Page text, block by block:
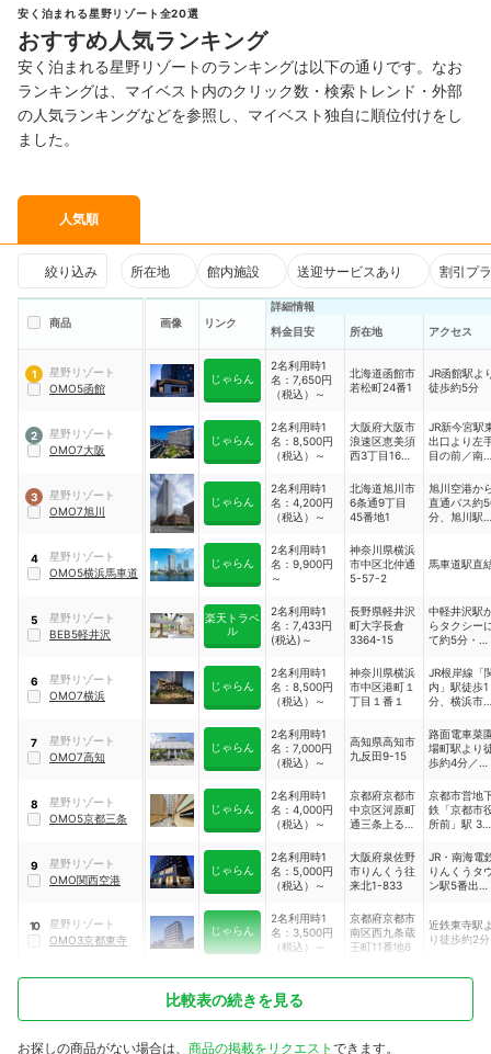
安く泊まれる星野リゾート全20選
おすすめ人気ランキング
安く泊まれる星野リゾートのランキングは以下の通りです。なお
ランキングは、マイベスト内のクリック数・検索トレンド・外部
の人気ランキングなどを参照し、マイベスト独自に順位付けをし
ました。
人気順
絞り込み 所在地 館内施設 送迎サービスあり 割引プ
商品 画像 リンク
詳細情報
料金目安
所在地 アクセス
1
星野リゾート
OMO5函館
じゃらん
2名利用時1
名：7,650円
（税込）～
北海道函館市
若松町24番1
JR函館駅よ
徒歩約5分
2
星野リゾート
OMO7大阪
じゃらん
2名利用時1
名：8,500円
（税込）～
大阪府大阪市
浪速区恵美須
西3丁目16番
JR新今宮駅
出口より左
目の前／南
北出口より
手目の前
3
星野リゾート
OMO7旭川
じゃらん
2名利用時1
名：4,200円
（税込）～
北海道旭川市
6条通9丁目
45番地1
旭川空港か
直通バス約
分、旭川駅
ら車で約140
分
4
星野リゾート
OMO5横浜馬車道
じゃらん
2名利用時1
名：9,900円
～
神奈川県横浜
市中区北仲通
5-57-2
馬車道駅直
5
星野リゾート
BEB5軽井沢
楽天トラベ
ル
2名利用時1
名：7,433円
(税込)～
長野県軽井沢
町大字長倉
3364-15
中軽井沢駅
らタクシー
て約5分・徒
碓氷軽井沢
より約20分
6
星野リゾート
OMO7横浜
じゃらん
2名利用時1
名：8,500円
（税込）～
神奈川県横浜
市中区港町１
丁目１番１
JR根岸線「
内」駅徒歩1
分、横浜市
ライン「関
内」駅徒歩1
分
7
星野リゾート
OMO7高知
じゃらん
2名利用時1
名：7,000円
（税込）～
高知県高知市
九反田9-15
路面電車菜
場町駅より
歩約4分／高
絡バス菜園
町バス停よ
徒歩約3分／
JR高知駅よ
5分
8
星野リゾート
OMO5京都三条
じゃらん
2名利用時1
名：4,000円
（税込）～
京都府京都市
中京区河原町
通三条上る恵
地1
京都市営地
鉄「京都市
所前」駅 3
約2分
9
星野リゾート
OMO関西空港
じゃらん
2名利用時1
名：5,000円
（税込）～
大阪府泉佐野
市りんくう往
来北1-833
JR・南海電
りんくうタ
ン駅5番出口
空港より車
約10分
10
星野リゾート
OMO3京都東寺
じゃらん
2名利用時1
名：3,500円
（税込）～
京都府京都市
南区西九条蔵
王町11番地6
近鉄東寺駅
り徒歩約2分
比較表の続きを見る
お探しの商品がない場合は、 商品の掲載をリクエスト できます。